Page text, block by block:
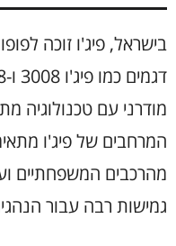
בישראל, פיג'ו זוכה
מודרני עם
המרחבים של פיג'ו
מהרכבים המשפחתיים
גמישות רבה עבור